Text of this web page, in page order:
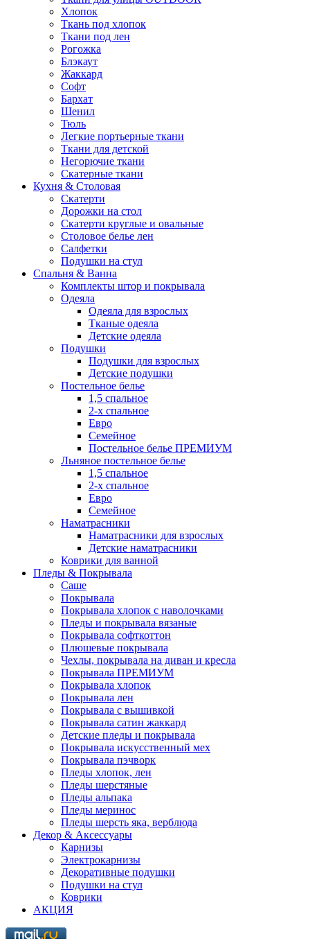
Хлопок
Ткань под хлопок
Ткани под лен
Рогожка
Блэкаут
Жаккард
Софт
Бархат
Шенил
Тюль
Легкие портьерные ткани
Ткани для детской
Негорючие ткани
Скатерные ткани
Кухня & Столовая
Скатерти
Дорожки на стол
Скатерти круглые и овальные
Столовое белье лен
Салфетки
Подушки на стул
Спальня & Ванна
Комплекты штор и покрывала
Одеяла
Одеяла для взрослых
Тканые одеяла
Детские одеяла
Подушки
Подушки для взрослых
Детские подушки
Постельное белье
1,5 спальное
2-х спальное
Евро
Семейное
Постельное белье ПРЕМИУМ
Льняное постельное белье
1,5 спальное
2-х спальное
Евро
Семейное
Наматрасники
Наматрасники для взрослых
Детские наматрасники
Коврики для ванной
Пледы & Покрывала
Саше
Покрывала
Покрывала хлопок с наволочками
Пледы и покрывала вязаные
Покрывала софткоттон
Плюшевые покрывала
Чехлы, покрывала на диван и кресла
Покрывала ПРЕМИУМ
Покрывала хлопок
Покрывала лен
Покрывала с вышивкой
Покрывала сатин жаккард
Детские пледы и покрывала
Покрывала искусственный мех
Покрывала пэчворк
Пледы хлопок, лен
Пледы шерстяные
Пледы альпака
Пледы меринос
Пледы шерсть яка, верблюда
Декор & Аксессуары
Карнизы
Электрокарнизы
Декоративные подушки
Подушки на стул
Коврики
АКЦИЯ